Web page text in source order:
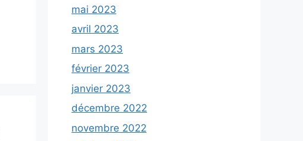
mai 2023
avril 2023
mars 2023
février 2023
janvier 2023
décembre 2022
novembre 2022